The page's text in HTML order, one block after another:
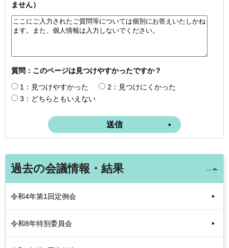
ません）
質問：このページは見つけやすかったですか？
1：見つけやすかった
2：見つけにくかった
3：どちらともいえない
過去の会議情報・結果
令和4年第1回定例会
令和8年特別委員会